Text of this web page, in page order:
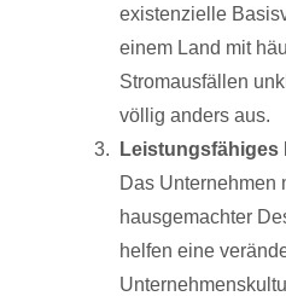
existenzielle
einem Land mit
Stromausfällen
völlig anders aus.
Leistungsfähiges
Das Unternehmen
hausgemachter
helfen eine